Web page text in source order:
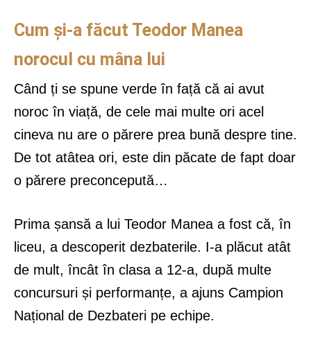
Cum și-a făcut Teodor Manea
norocul cu mâna lui
Când ți se spune verde în față că ai avut
noroc în viață, de cele mai multe ori acel
cineva nu are o părere prea bună despre tine.
De tot atâtea ori, este din păcate de fapt doar
o părere preconcepută…
Prima șansă a lui Teodor Manea a fost că, în
liceu, a descoperit dezbaterile. I-a plăcut atât
de mult, încât în clasa a 12-a, după multe
concursuri și performanțe, a ajuns Campion
Național de Dezbateri pe echipe.